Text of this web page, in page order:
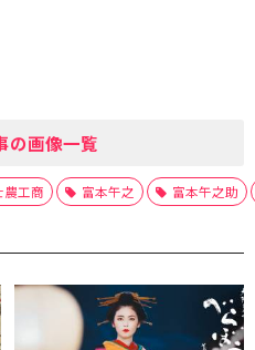
の画像一覧
農工商 富本午之 富本午之助